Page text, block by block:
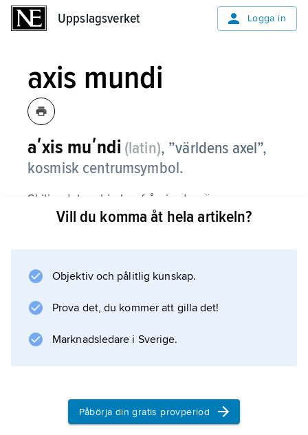
Uppslagsverket Logga in
axis mundi
aʹxis muʹndi (latin), ”världens axel”,
kosmisk centrumsymbol.
Skiljandet av himlen från jorden är en
fundamental kosmogonisk akt bland många
kultisk konstruktion denna roll. Solen i sin
nordligare breddgrader markerade axelns
Vill du komma åt hela artikeln?
Objektiv och pålitlig kunskap.
Prova det, du kommer att gilla det!
Marknadsledare i Sverige.
Påbörja din gratis provperiod